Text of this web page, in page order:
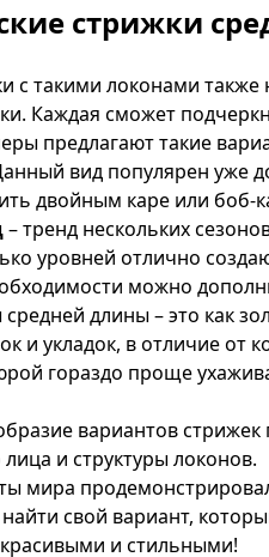
стрижки
с такими локонами
Каждая сможет
предлагают такие
вид популярен уже
двойным каре или боб-
– тренд нескольких
уровней отлично
можно
длины – это как
и укладок, в отличие от
гораздо проще
вариантов стрижек
и структуры локонов.
мира
свой вариант,
красивыми и стильными!